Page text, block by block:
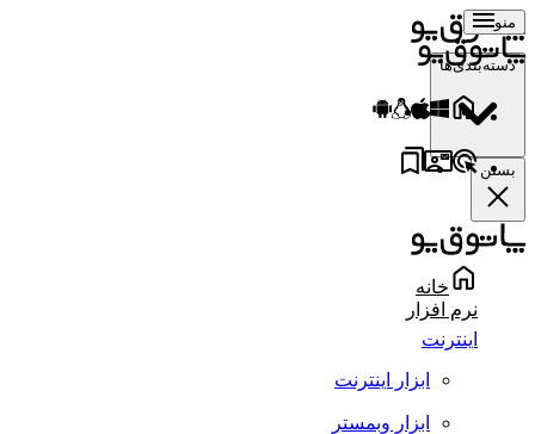
منو
دسته‌بندی‌ها
بستن
خانه
نرم افزار
اینترنت
ابزار اینترنت
ابزار وبمستر